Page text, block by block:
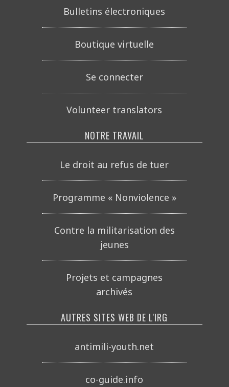
Bulletins électroniques
Boutique virtuelle
Se connecter
Volunteer translators
NOTRE TRAVAIL
Le droit au refus de tuer
Programme « Nonviolence »
Contre la militarisation des
jeunes
Projets et campagnes
archivés
AUTRES SITES WEB DE L'IRG
antimili-youth.net
co-guide.info